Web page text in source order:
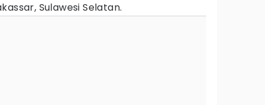
Sulawesi Selatan.